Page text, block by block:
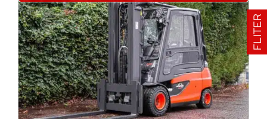
FLITER